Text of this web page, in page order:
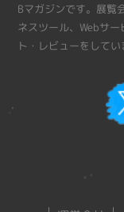
Bマガジンです。展覧
ネスツール、Webサ
ト・レビューをしてい